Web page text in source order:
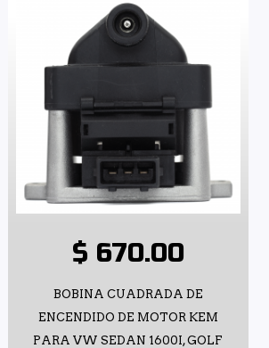
$ 670.00
BOBINA CUADRADA DE
ENCENDIDO DE MOTOR KEM
PARA VW SEDAN 1600I, GOLF